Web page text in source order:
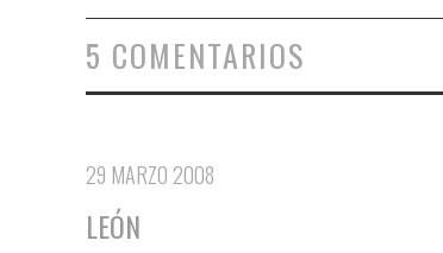
5 COMENTARIOS
29 MARZO 2008
LEÓN